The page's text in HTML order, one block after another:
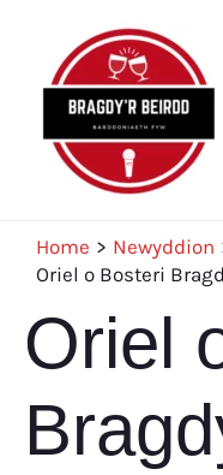
content
Home
Newyddion
Oriel o Bosteri
Oriel